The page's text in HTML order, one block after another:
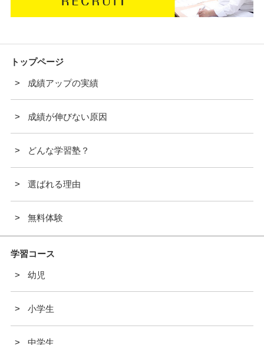
トップページ
成績アップの実績
成績が伸びない原因
どんな学習塾？
選ばれる理由
無料体験
学習コース
幼児
小学生
中学生